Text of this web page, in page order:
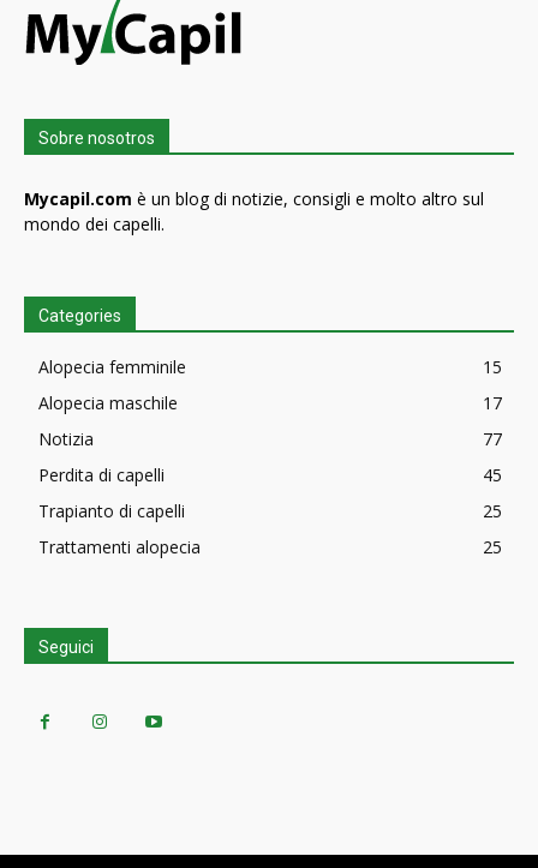
Sobre nosotros
Mycapil.com è un blog di notizie, consigli e molto altro sul
mondo dei capelli.
Categories
Alopecia femminile
15
Alopecia maschile
17
Notizia
77
Perdita di capelli
45
Trapianto di capelli
25
Trattamenti alopecia
25
Seguici